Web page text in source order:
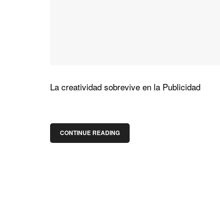
La creatividad sobrevive en la Publicidad
CONTINUE READING